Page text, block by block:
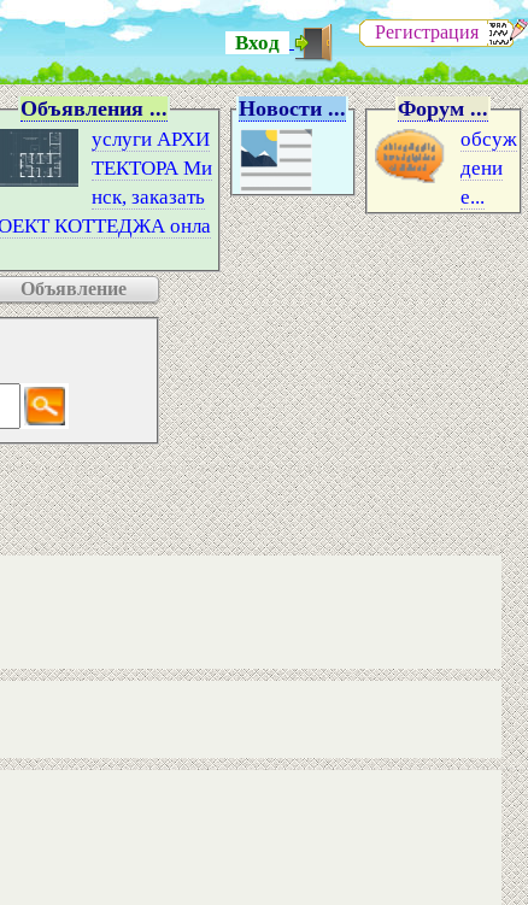
Вход Регистрация
Объявления ...
услуги АРХИ
ТЕКТОРА Ми
нск, заказать
КОТТЕДЖА онла
Объявление
Новости ... Форум ...
обсуж
дени
е...